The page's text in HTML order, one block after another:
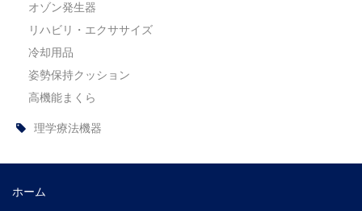
オゾン発生器
リハビリ・エクササイズ
冷却用品
姿勢保持クッション
高機能まくら
理学療法機器
ホーム